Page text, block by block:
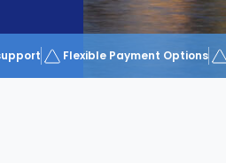
Flexible Payment Options